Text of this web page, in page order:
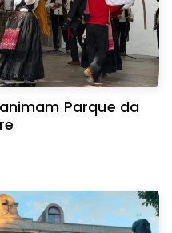
Parque da